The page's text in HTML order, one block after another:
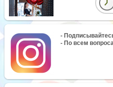
-
- По всем